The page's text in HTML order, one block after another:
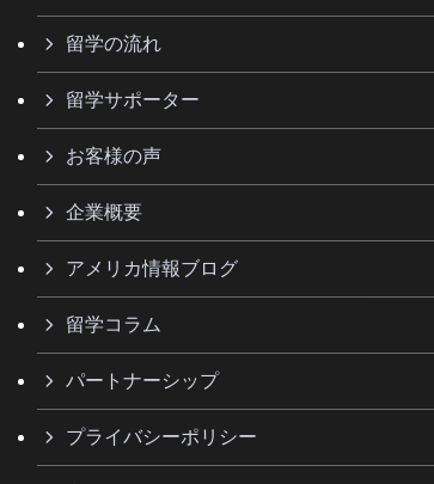
留学の流れ
留学サポーター
お客様の声
企業概要
アメリカ情報ブログ
留学コラム
パートナーシップ
プライバシーポリシー